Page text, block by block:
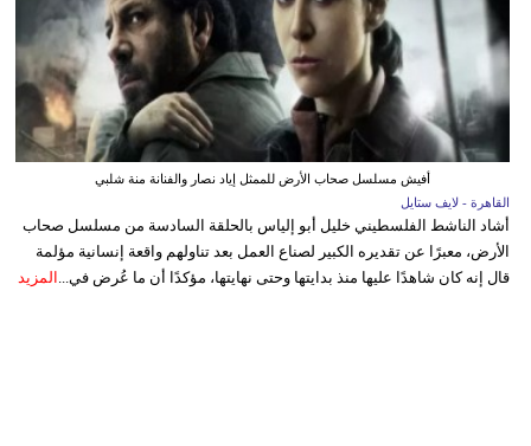
أفيش مسلسل صحاب الأرض للممثل إياد نصار والفنانة منة شلبي
القاهرة - لايف ستايل
أشاد الناشط الفلسطيني خليل أبو إلياس بالحلقة السادسة من مسلسل صحاب
الأرض، معبرًا عن تقديره الكبير لصناع العمل بعد تناولهم واقعة إنسانية مؤلمة
قال إنه كان شاهدًا عليها منذ بدايتها وحتى نهايتها، مؤكدًا أن ما عُرض في... المزيد